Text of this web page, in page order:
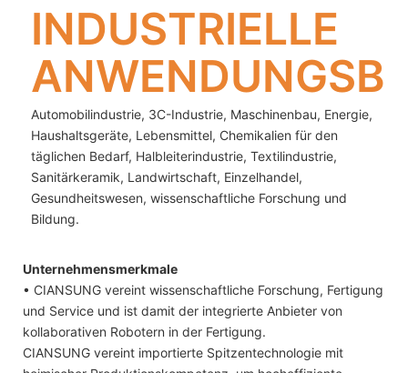
INDUSTRIELLE
Automobilindustrie, 3C-Industrie, Maschinenbau, Energie,
Haushaltsgeräte, Lebensmittel, Chemikalien für den
täglichen Bedarf, Halbleiterindustrie, Textilindustrie,
Sanitärkeramik, Landwirtschaft, Einzelhandel,
Gesundheitswesen, wissenschaftliche Forschung und
Bildung.
Unternehmensmerkmale
• CIANSUNG vereint wissenschaftliche Forschung, Fertigung
und Service und ist damit der integrierte Anbieter von
kollaborativen Robotern in der Fertigung.
CIANSUNG vereint importierte Spitzentechnologie mit